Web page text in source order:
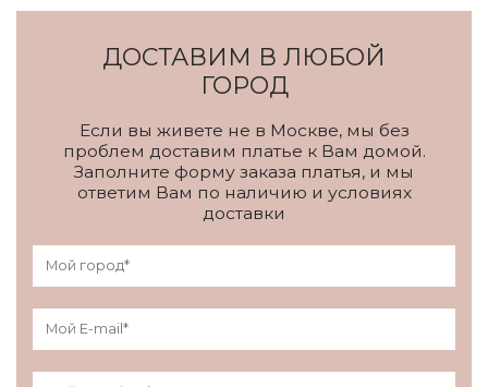
ДОСТАВИМ В ЛЮБОЙ
ГОРОД
Если вы живете не в Москве, мы без
проблем доставим платье к Вам домой.
Заполните форму заказа платья, и мы
ответим Вам по наличию и условиях
доставки